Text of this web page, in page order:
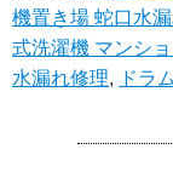
機置き場 蛇口水
式洗濯機 マンシ
水漏れ修理, ドラ